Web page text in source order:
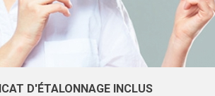
D'ÉTALONNAGE INCLUS